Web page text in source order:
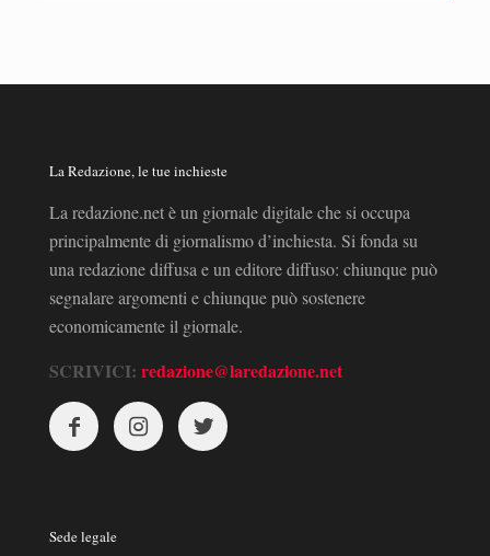
La Redazione, le tue inchieste
La redazione.net è un giornale digitale che si occupa
principalmente di giornalismo d’inchiesta. Si fonda su
una redazione diffusa e un editore diffuso: chiunque può
segnalare argomenti e chiunque può sostenere
economicamente il giornale.
SCRIVICI: redazione@laredazione.net
Sede legale